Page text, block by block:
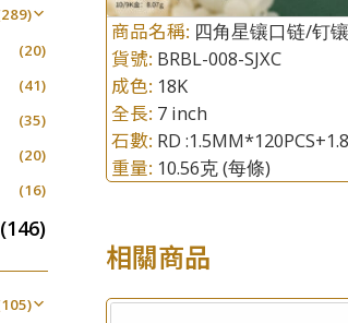
產品查詢
*你的名字
商品名稱: 四角星镶口链/钉
貨號: BRBL-008-SJXC
成色: 18K
全長: 7 inch
石數: RD
重量: 10.56克(每條)
相關商品
(56)
(48)
(27)
(17)
(8)
(9)
(14)
(4)
(13)
(15)
(19)
(74)
(42)
(16)
(6)
(25)
(21)
(20)
(11)
(161)
(16)
(7)
(2)
(19)
(38)
(7)
(5)
(5)
(21)
(20)
(41)
(35)
(20)
(16)
(146)